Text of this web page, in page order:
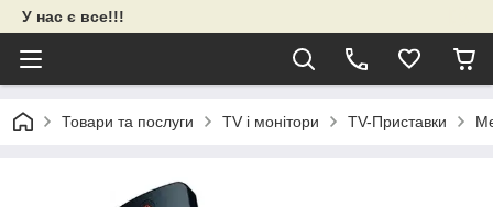
У нас є все!!!
Товари та послуги TV і монітори TV-Приставки